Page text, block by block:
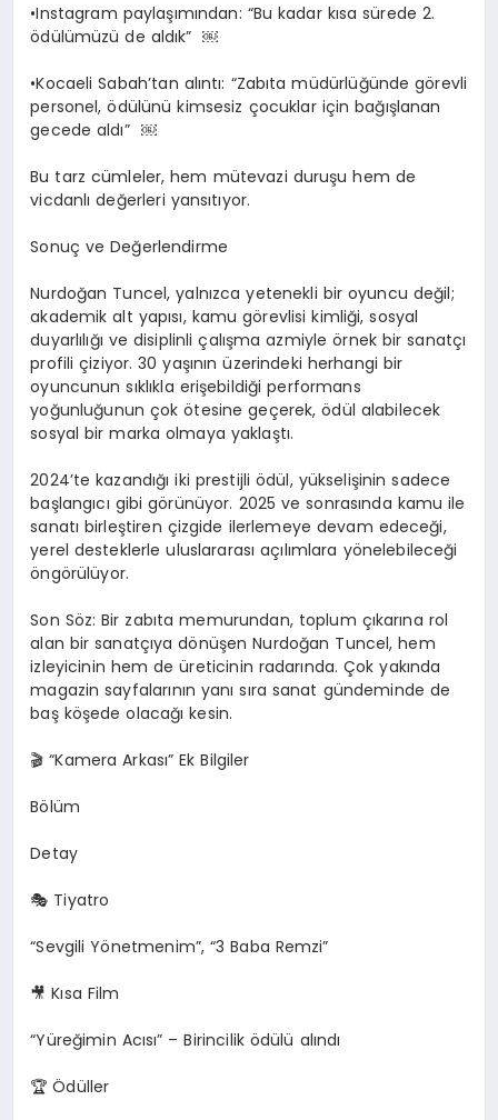
​•​Instagram paylaşımından: “Bu kadar kısa sürede 2.
ödülümüzü de aldık”￼
​•​Kocaeli Sabah’tan alıntı: “Zabıta müdürlüğünde görevli
personel, ödülünü kimsesiz çocuklar için bağışlanan
gecede aldı” ￼
Bu tarz cümleler, hem mütevazi duruşu hem de
vicdanlı değerleri yansıtıyor.
Sonuç ve Değerlendirme
Nurdoğan Tuncel, yalnızca yetenekli bir oyuncu değil;
akademik alt yapısı, kamu görevlisi kimliği, sosyal
duyarlılığı ve disiplinli çalışma azmiyle örnek bir sanatçı
profili çiziyor. 30 yaşının üzerindeki herhangi bir
oyuncunun sıklıkla erişebildiği performans
yoğunluğunun çok ötesine geçerek, ödül alabilecek
sosyal bir marka olmaya yaklaştı.
2024’te kazandığı iki prestijli ödül, yükselişinin sadece
başlangıcı gibi görünüyor. 2025 ve sonrasında kamu ile
sanatı birleştiren çizgide ilerlemeye devam edeceği,
yerel desteklerle uluslararası açılımlara yönelebileceği
öngörülüyor.
Son Söz: Bir zabıta memurundan, toplum çıkarına rol
alan bir sanatçıya dönüşen Nurdoğan Tuncel, hem
izleyicinin hem de üreticinin radarında. Çok yakında
magazin sayfalarının yanı sıra sanat gündeminde de
baş köşede olacağı kesin.
🎬 “Kamera Arkası” Ek Bilgiler
Bölüm
Detay
🎭 Tiyatro
“Sevgili Yönetmenim”, “3 Baba Remzi”
🎥 Kısa Film
“Yüreğimin Acısı” – Birincilik ödülü alındı
🏆 Ödüller